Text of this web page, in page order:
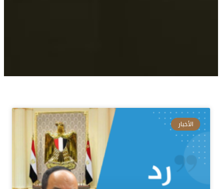
الأخبار